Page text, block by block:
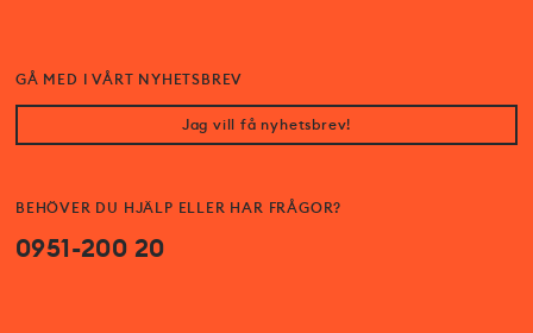
BEHÖVER DU HJÄLP ELLER HAR FRÅGOR?
0951-200 20
GÅ MED I VÅRT NYHETSBREV
Jag vill få nyhetsbrev!